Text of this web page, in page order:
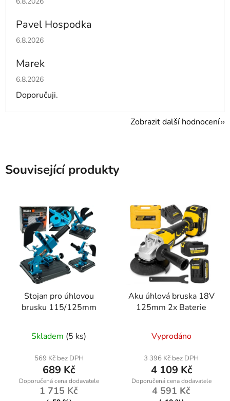
Pavel Hospodka
Hodnocení obchodu je 5 z 5 hvězdiček.
6.8.2026
Marek
Hodnocení obchodu je 4 z 5 hvězdiček.
6.8.2026
Doporučuji.
Zobrazit další hodnocení
Související produkty
Stojan pro úhlovou
brusku 115/125mm
Skladem (5 ks)
569 Kč bez DPH
689 Kč
1 715 Kč
Aku úhlová bruska 18V
125mm 2x Baterie
Vyprodáno
3 396 Kč bez DPH
4 109 Kč
4 591 Kč